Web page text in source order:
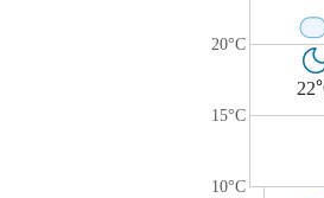
20°C
15°C
10°C